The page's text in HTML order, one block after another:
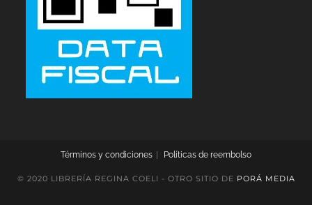
Términos y condiciones Políticas de reembolso
© 2020 LIBRERÍA REGINA COELI - OTRO SITIO DE PORÁ MEDIA